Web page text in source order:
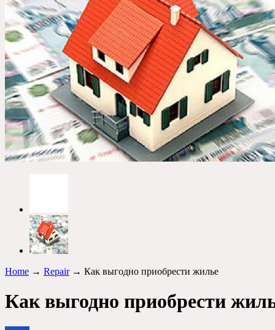
Home → Repair → Как выгодно приобрести жилье
Как выгодно приобрести